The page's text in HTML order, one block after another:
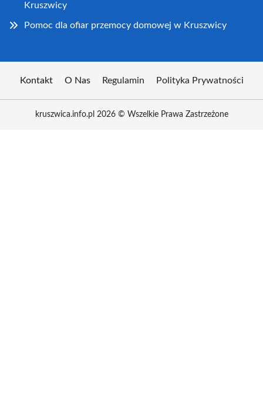
Kruszwicy
Pomoc dla ofiar przemocy domowej w Kruszwicy
Kontakt O Nas Regulamin Polityka Prywatności
kruszwica.info.pl 2026 © Wszelkie Prawa Zastrzeżone